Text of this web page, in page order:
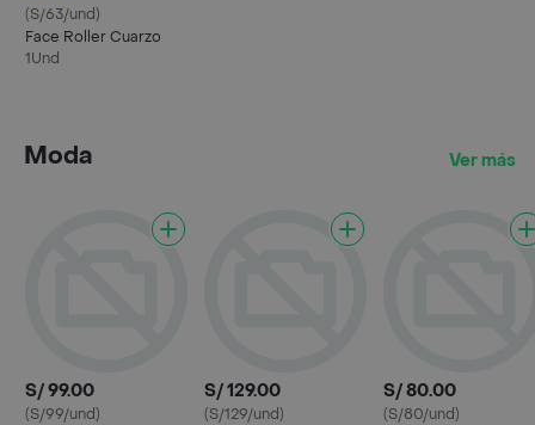
(S/63/und)
Face Roller Cuarzo
1Und
Moda Ver más
S/ 99.00
(S/99/und)
S/ 129.00
(S/129/und)
S/ 80.00
(S/80/und)